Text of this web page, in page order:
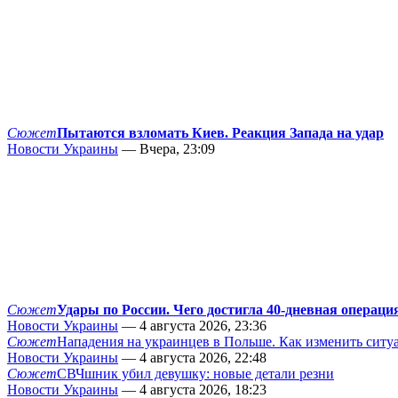
СюжетПытаются взломать Киев. Реакция Запада на удар
Новости Украины — Вчера, 23:09
СюжетУдары по России. Чего достигла 40-дневная
Новости Украины — 4 августа 2026, 23:36
СюжетНападения на украинцев в Польше. Как изменить
Новости Украины — 4 августа 2026, 22:48
СюжетСВЧшник убил девушку: новые детали резни
Новости Украины — 4 августа 2026, 18:23